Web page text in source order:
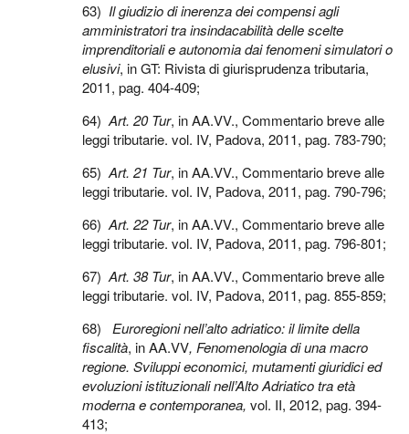
63) Il giudizio di inerenza dei compensi agli
amministratori tra insindacabilità delle scelte
imprenditoriali e autonomia dai fenomeni simulatori o
elusivi, in GT: Rivista di giurisprudenza tributaria,
2011, pag. 404-409;
64) Art. 20 Tur, in AA.VV., Commentario breve alle
leggi tributarie. vol. IV, Padova, 2011, pag. 783-790;
65) Art. 21 Tur, in AA.VV., Commentario breve alle
leggi tributarie. vol. IV, Padova, 2011, pag. 790-796;
66) Art. 22 Tur, in AA.VV., Commentario breve alle
leggi tributarie. vol. IV, Padova, 2011, pag. 796-801;
67) Art. 38 Tur, in AA.VV., Commentario breve alle
leggi tributarie. vol. IV, Padova, 2011, pag. 855-859;
68) Euroregioni nell’alto adriatico:il limite della
fiscalità, in AA.VV, Fenomenologia di una macro
regione. Sviluppi economici, mutamenti giuridici ed
evoluzioni istituzionali nell’Alto Adriatico tra età
moderna e contemporanea, vol. II, 2012, pag. 394-
413;